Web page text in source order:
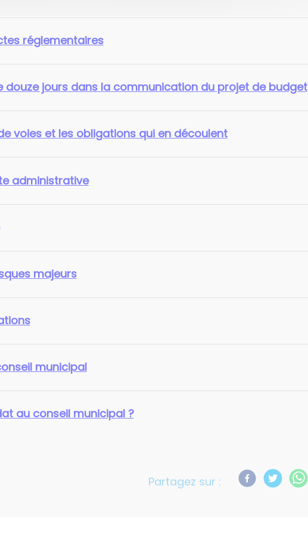
réglementaires
douze jours dans la communication du projet de budget
voies et les obligations qui en découlent
administrative
majeurs
municipal
au conseil municipal ?
Partagez sur :